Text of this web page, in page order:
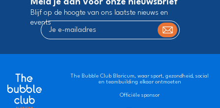
Meld je aan voor onze nieuwsbrief
Blijf op de hoogte van ons laatste nieuws en
events
The Bubble Club Blaricum, waar sport, gezondheid, social
en teambuilding elkaar ontmoeten
Officiële sponsor